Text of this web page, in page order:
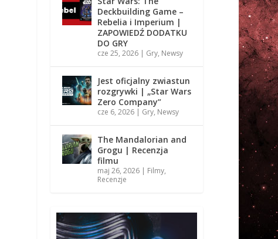
Deckbuilding Game –
Rebelia i Imperium |
ZAPOWIEDŹ DODATKU
DO GRY
cze 25, 2026 | Gry, Newsy
Jest oficjalny zwiastun
rozgrywki | „Star Wars
Zero Company”
cze 6, 2026 | Gry, Newsy
The Mandalorian and
Grogu | Recenzja
filmu
maj 26, 2026 | Filmy,
Recenzje